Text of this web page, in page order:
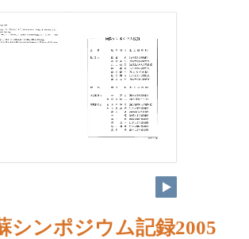
シンポジウム記録2005